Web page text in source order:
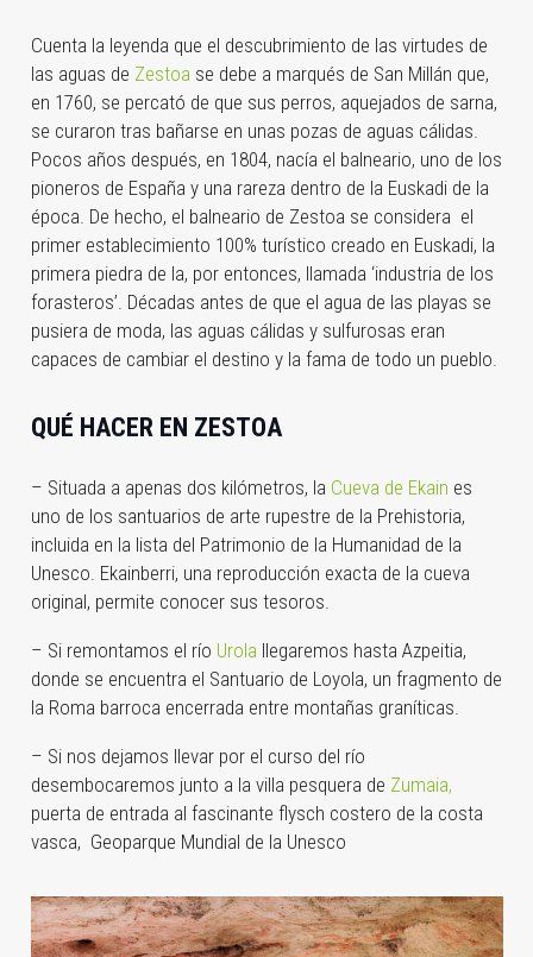
Cuenta la leyenda que el descubrimiento de las virtudes de
las aguas de Zestoa se debe a marqués de San Millán que,
en 1760, se percató de que sus perros, aquejados de sarna,
se curaron tras bañarse en unas pozas de aguas cálidas.
Pocos años después, en 1804, nacía el balneario, uno de los
pioneros de España y una rareza dentro de la Euskadi de la
época. De hecho, el balneario de Zestoa se considera el
primer establecimiento 100% turístico creado en Euskadi, la
primera piedra de la, por entonces, llamada ‘industria de los
forasteros’. Décadas antes de que el agua de las playas se
pusiera de moda, las aguas cálidas y sulfurosas eran
capaces de cambiar el destino y la fama de todo un pueblo.
QUÉ HACER EN ZESTOA
– Situada a apenas dos kilómetros, la Cueva de Ekain es
uno de los santuarios de arte rupestre de la Prehistoria,
incluida en la lista del Patrimonio de la Humanidad de la
Unesco. Ekainberri, una reproducción exacta de la cueva
original, permite conocer sus tesoros.
– Si remontamos el río Urola llegaremos hasta Azpeitia,
donde se encuentra el Santuario de Loyola, un fragmento de
la Roma barroca encerrada entre montañas graníticas.
– Si nos dejamos llevar por el curso del río
desembocaremos junto a la villa pesquera de Zumaia,
puerta de entrada al fascinante flysch costero de la costa
vasca, Geoparque Mundial de la Unesco